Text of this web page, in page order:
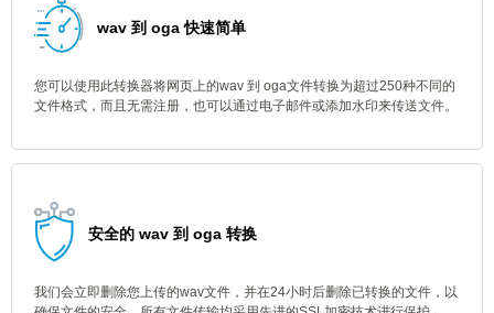
wav 到 oga 快速简单
您可以使用此转换器将网页上的wav 到 oga文件转换为超过250种不同的
文件格式，而且无需注册，也可以通过电子邮件或添加水印来传送文件。
安全的 wav 到 oga 转换
我们会立即删除您上传的wav文件，并在24小时后删除已转换的文件，以